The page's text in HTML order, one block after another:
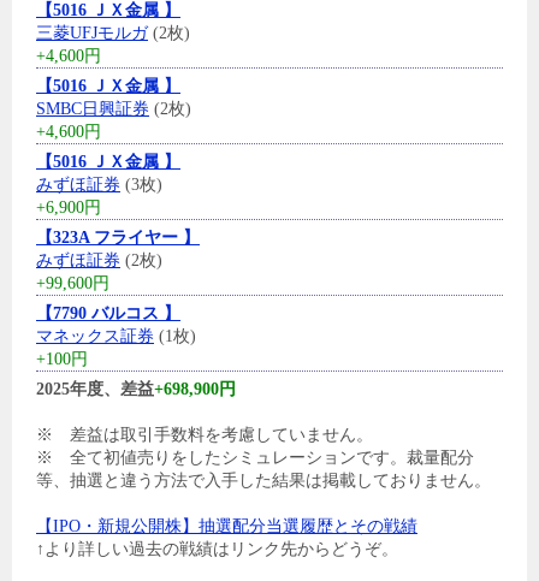
【5016 ＪＸ金属 】
三菱UFJモルガ(2枚)
+4,600円
【5016 ＪＸ金属 】
SMBC日興証券 (2枚)
+4,600円
【5016 ＪＸ金属 】
みずほ証券 (3枚)
+6,900円
【323A フライヤー 】
みずほ証券 (2枚)
+99,600円
【7790 バルコス 】
マネックス証券 (1枚)
+100円
2025年度、差益+698,900円
※ 差益は取引手数料を考慮していません。
※ 全て初値売りをしたシミュレーションです。裁量配分
等、抽選と違う方法で入手した結果は掲載しておりません。
【IPO・新規公開株】抽選配分当選履歴とその戦績
↑より詳しい過去の戦績はリンク先からどうぞ。